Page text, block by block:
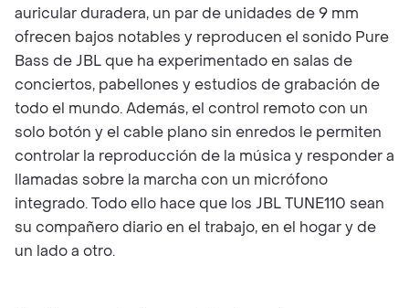
auricular duradera, un par de unidades de 9 mm
ofrecen bajos notables y reproducen el sonido Pure
Bass de JBL que ha experimentado en salas de
conciertos, pabellones y estudios de grabación de
todo el mundo. Además, el control remoto con un
solo botón y el cable plano sin enredos le permiten
controlar la reproducción de la música y responder a
llamadas sobre la marcha con un micrófono
integrado. Todo ello hace que los JBL TUNE110 sean
su compañero diario en el trabajo, en el hogar y de
un lado a otro.